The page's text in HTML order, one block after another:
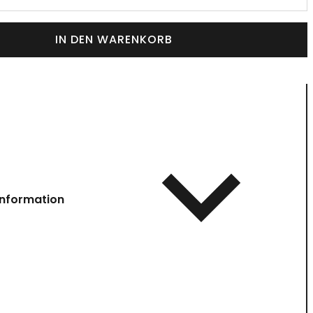
IN DEN WARENKORB